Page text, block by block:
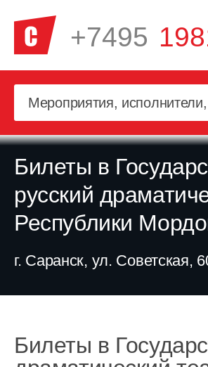
+7495
Билеты в
русский
Республики
г. Саранск, ул. Советская,
Билеты в